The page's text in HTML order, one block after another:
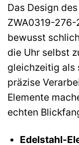
Das Design
ZWA0319-
bewusst
die Uhr selbst
gleichzeitig als
präzise
Elemente
echten
Edelstahl-